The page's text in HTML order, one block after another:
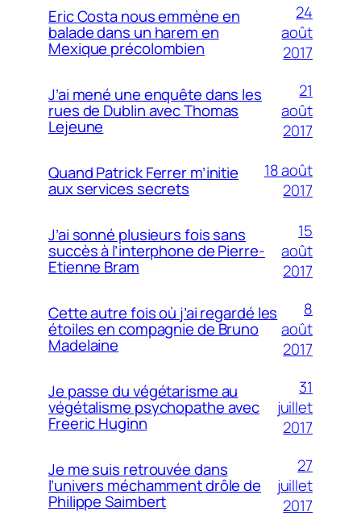
Eric Costa nous emmène en
balade dans un harem en
Mexique précolombien
24
août
2017
J’ai mené une enquête dans les
rues de Dublin avec Thomas
Lejeune
21
août
2017
Quand Patrick Ferrer m’initie
aux services secrets
18 août
2017
J’ai sonné plusieurs fois sans
succès à l’interphone de Pierre-
Etienne Bram
15
août
2017
Cette autre fois où j’ai regardé les
étoiles en compagnie de Bruno
Madelaine
8
août
2017
Je passe du végétarisme au
végétalisme psychopathe avec
Freeric Huginn
31
juillet
2017
Je me suis retrouvée dans
l’univers méchamment drôle de
Philippe Saimbert
27
juillet
2017